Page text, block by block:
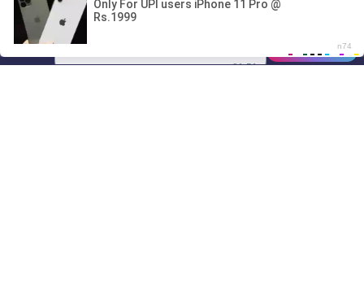
01/07
00:00
21:51